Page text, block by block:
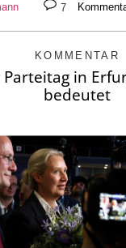
7
KOMMENTAR
Parteitag in
bedeutet